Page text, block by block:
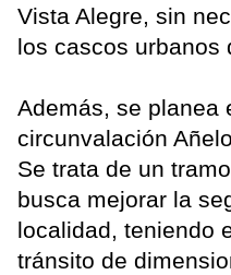
Vista Alegre, sin
los cascos urbanos
Además, se planea
circunvalación
Se trata de un
busca mejorar la
localidad, teniendo
tránsito de